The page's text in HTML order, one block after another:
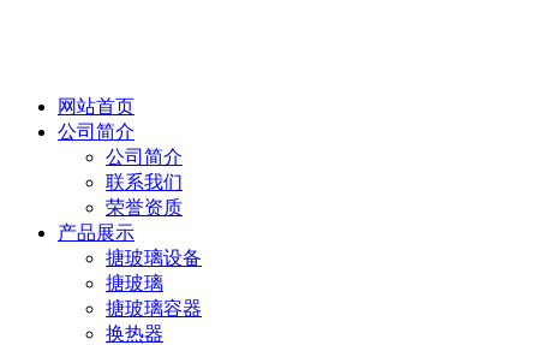
网站首页
公司简介
公司简介
联系我们
荣誉资质
产品展示
搪玻璃设备
搪玻璃
搪玻璃容器
换热器